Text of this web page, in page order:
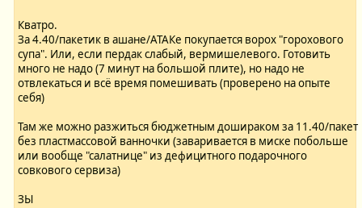
Кватро.
За 4.40/пакетик в ашане/АТАКе покупается ворох "горохового
супа". Или, если пердак слабый, вермишелевого. Готовить
много не надо (7 минут на большой плите), но надо не
отвлекаться и всё время помешивать (проверено на опыте
себя)
Там же можно разжиться бюджетным дошираком за 11.40/пакет
без пластмассовой ванночки (заваривается в миске побольше
или вообще "салатнице" из дефицитного подарочного
совкового сервиза)
ЗЫ